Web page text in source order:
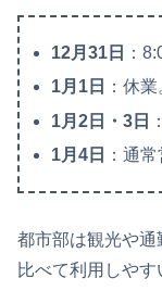
12月31日
：
1月1日
：休業
1月2日・3日
1月4日
：通
都市部は観光や通
比べて利用しやす